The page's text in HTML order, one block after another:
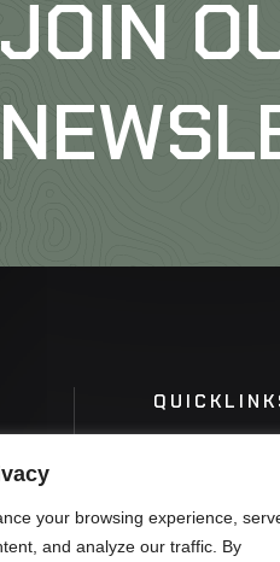
your browsing experience,
and analyze our traffic. By
JOIN